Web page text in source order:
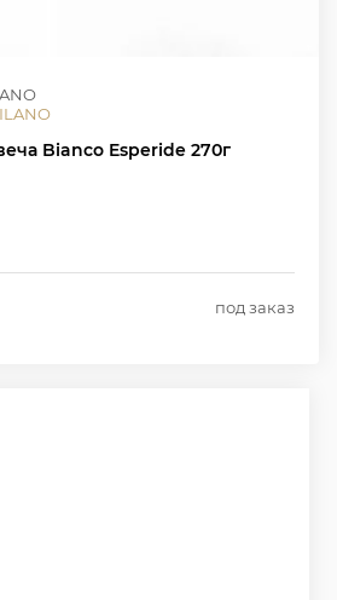
Bianco Esperide 270г
под заказ